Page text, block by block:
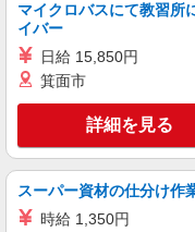
アルバイト パート
コンパスグループ・ジャ
(試用期間2ヶ月) 残業
分単位
王
町町
キープ
マイクロバスにて教習所
イバー
日給 15,850円
箕面市
詳細を見る
スーパー資材の仕分け作
時給 1,350円